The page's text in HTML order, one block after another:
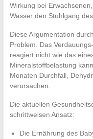
Wirkung bei
Wasser den Stuhlgang
Diese Argumentation
Problem. Das
reagiert nicht wie das
Mineralstoffbelastung
Monaten Durchfall,
verursachen.
Die aktuellen
schrittweisen Ansatz:
Die Ernährung des